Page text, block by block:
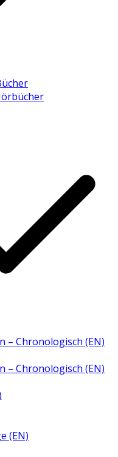
– Chronologisch (EN)
– Chronologisch (EN)
(EN)